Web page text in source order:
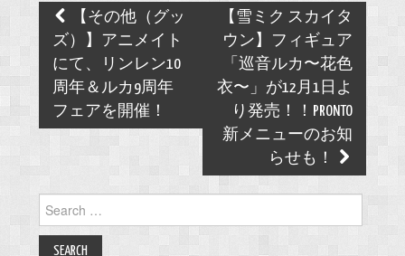
Post
navigation
【その他（グッ
ズ）】アニメイト
にて、リンレン10
周年＆ルカ9周年
フェアを開催！
【雪ミク スカイタ
ウン】フィギュア
「巡音ルカ〜花色
衣〜」が12月1日よ
り発売！！PRONTO
新メニューのお知
らせも！
for: